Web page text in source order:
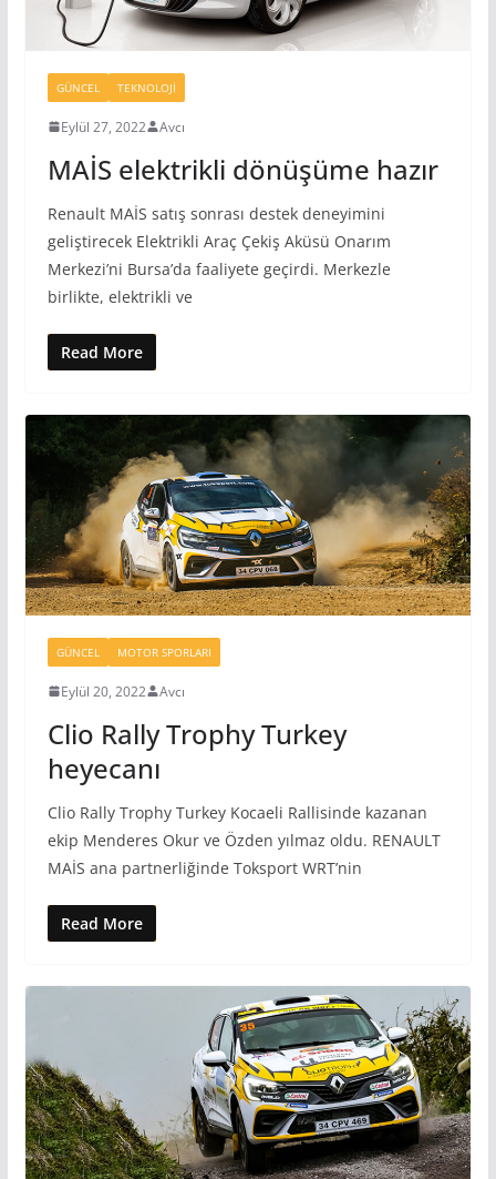
GÜNCEL TEKNOLOJI
Eylül 27, 2022 Avcı
MAİS elektrikli dönüşüme hazır
Renault MAİS satış sonrası destek deneyimini
geliştirecek Elektrikli Araç Çekiş Aküsü Onarım
Merkezi’ni Bursa’da faaliyete geçirdi. Merkezle
birlikte, elektrikli ve
Read More
GÜNCEL MOTOR SPORLARI
Eylül 20, 2022 Avcı
Clio Rally Trophy Turkey
heyecanı
Clio Rally Trophy Turkey Kocaeli Rallisinde kazanan
ekip Menderes Okur ve Özden yılmaz oldu. RENAULT
MAİS ana partnerliğinde Toksport WRT’nin
Read More